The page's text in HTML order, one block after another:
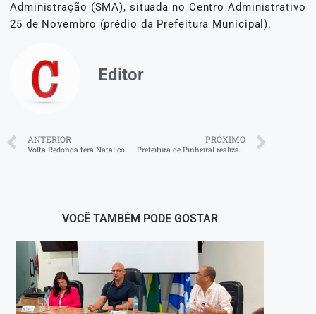
Administração (SMA), situada no Centro Administrativo
25 de Novembro (prédio da Prefeitura Municipal).
Editor
ANTERIOR PRÓXIMO
VOCÊ TAMBÉM PODE GOSTAR